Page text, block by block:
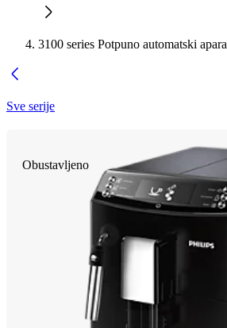
3100 series Potpuno automatski
Sve serije
Obustavljeno